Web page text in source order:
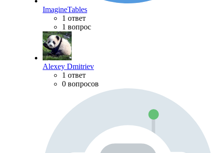
ImagineTables
1 ответ
1 вопрос
Alexey Dmitriev
1 ответ
0 вопросов